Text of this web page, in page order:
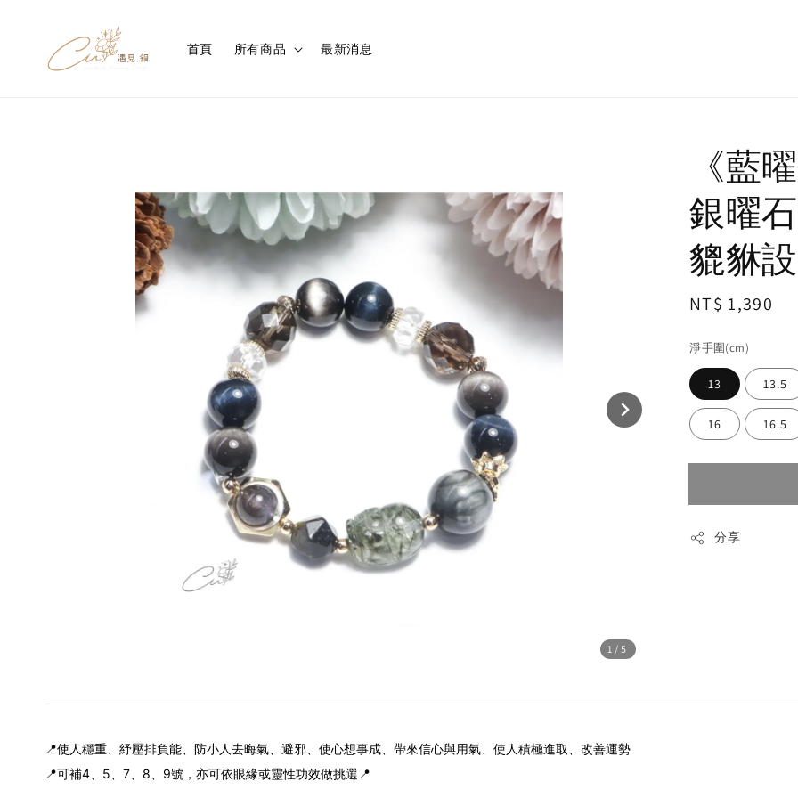
首頁 所有商品 最新消息
1 /5
《藍
銀曜
貔貅設
Regular
NT$ 1,390
淨手圍(cm)
13 13.5
16 16.5
分享
📍使人穩重、紓壓排負能、防小人去晦氣、避邪、使心想事成、帶來信心與用氣、使人積極進取、改善運勢
📍可補4、5、7、8、9號，亦可依眼緣或靈性功效做挑選📍